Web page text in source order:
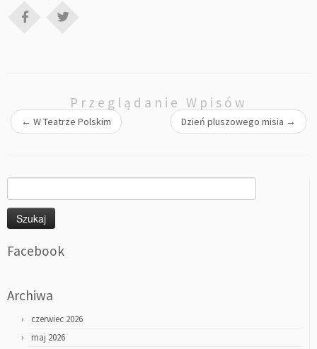
Przeglądanie Wpisów
← W Teatrze Polskim Dzień pluszowego misia →
Facebook
Archiwa
czerwiec 2026
maj 2026